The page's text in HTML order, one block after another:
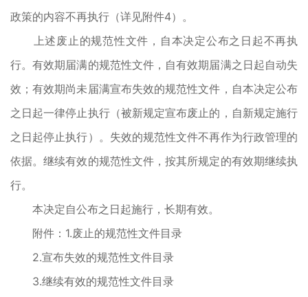
政策的内容不再执行（详见附件4）。
上述废止的规范性文件，自本决定公布之日起不再执
行。有效期届满的规范性文件，自有效期届满之日起自动失
效；有效期尚未届满宣布失效的规范性文件，自本决定公布
之日起一律停止执行（被新规定宣布废止的，自新规定施行
之日起停止执行）。失效的规范性文件不再作为行政管理的
依据。继续有效的规范性文件，按其所规定的有效期继续执
行。
本决定自公布之日起施行，长期有效。
附件：1.废止的规范性文件目录
2.宣布失效的规范性文件目录
3.继续有效的规范性文件目录